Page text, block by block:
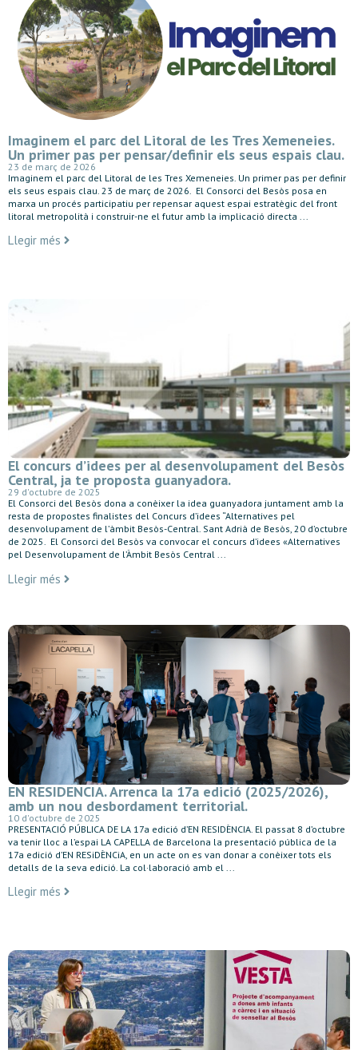
Imaginem el parc del Litoral de les Tres Xemeneies.
Un primer pas per pensar/definir els seus espais clau.
23 de març de 2026
Imaginem el parc del Litoral de les Tres Xemeneies. Un primer pas per definir
els seus espais clau. 23 de març de 2026. El Consorci del Besòs posa en
marxa un procés participatiu per repensar aquest espai estratègic del front
litoral metropolità i construir-ne el futur amb la implicació directa ...
Llegir més
El concurs d’idees per al desenvolupament del Besòs
Central, ja te proposta guanyadora.
29 d'octubre de 2025
El Consorci del Besòs dona a conèixer la idea guanyadora juntament amb la
resta de propostes finalistes del Concurs d’idees “Alternatives pel
desenvolupament de l’àmbit Besòs-Central. Sant Adrià de Besòs, 20 d’octubre
de 2025. El Consorci del Besòs va convocar el concurs d’idees «Alternatives
pel Desenvolupament de l’Àmbit Besòs Central ...
Llegir més
EN RESIDENCIA. Arrenca la 17a edició (2025/2026),
amb un nou desbordament territorial.
10 d'octubre de 2025
PRESENTACIÓ PÚBLICA DE LA 17a edició d’EN RESIDÈNCIA. El passat 8 d’octubre
va tenir lloc a l’espai LA CAPELLA de Barcelona la presentació pública de la
17a edició d’EN RESiDÈNCiA, en un acte on es van donar a conèixer tots els
detalls de la seva edició. La col·laboració amb el ...
Llegir més